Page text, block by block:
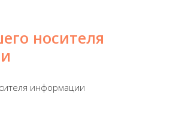
носителя
информации